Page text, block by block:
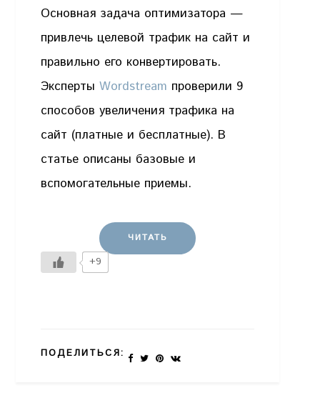
Основная задача оптимизатора —
привлечь целевой трафик на сайт и
правильно его конвертировать.
ЭкспертыWordstream проверили 9
способов увеличения трафика на
сайт (платные и бесплатные). В
статье описаны базовые и
вспомогательные приемы.
ЧИТАТЬ
+9
ПОДЕЛИТЬСЯ: